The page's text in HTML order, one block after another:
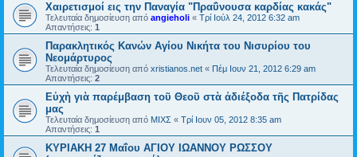
Χαιρετισμοί εις την Παναγία "Πραΰνουσα καρδίας κακάς"
Τελευταία δημοσίευση από angieholi « Τρί Ιούλ 24, 2012 6:32 am
Απαντήσεις: 1
Παρακλητικός Κανών Αγίου Νικήτα του Νισυρίου του
Νεομάρτυρος
Τελευταία δημοσίευση από xristianos.net « Πέμ Ιουν 21, 2012 6:29 am
Απαντήσεις: 2
Εὐχὴ γιὰ παρέμβαση τοῦ Θεοῦ στὰ ἀδιέξοδα τῆς Πατρίδας
μας
Τελευταία δημοσίευση από ΜΙΧΣ « Τρί Ιουν 05, 2012 8:35 am
Απαντήσεις: 1
ΚΥΡΙΑΚΗ 27 Μαΐου ΑΓΙΟΥ ΙΩΑΝΝΟΥ ΡΩΣΣΟΥ